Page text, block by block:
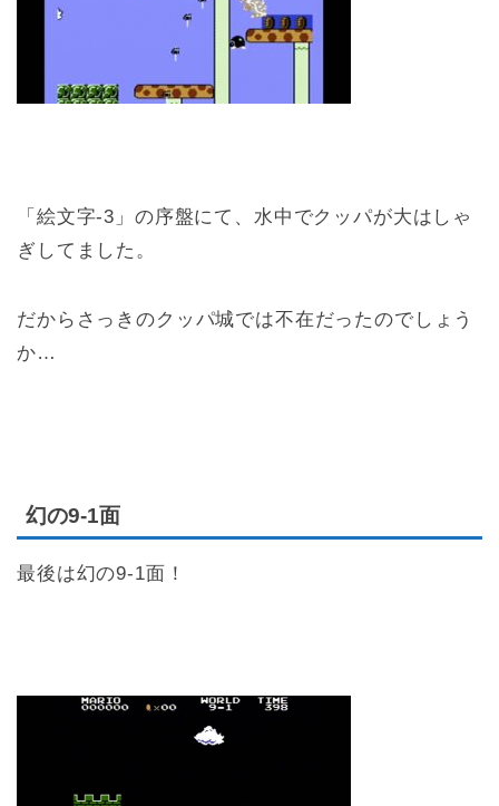
「絵文字-3」の序盤にて、水中でクッパが大はしゃ
ぎしてました。
だからさっきのクッパ城では不在だったのでしょう
か…
幻の9-1面
最後は幻の9-1面！